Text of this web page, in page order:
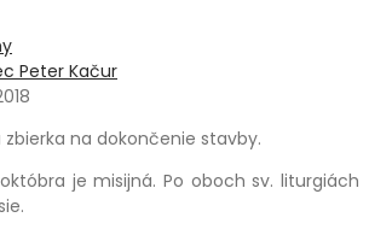
Peter Kačur
na dokončenie stavby.
je misijná. Po oboch sv. liturgiách